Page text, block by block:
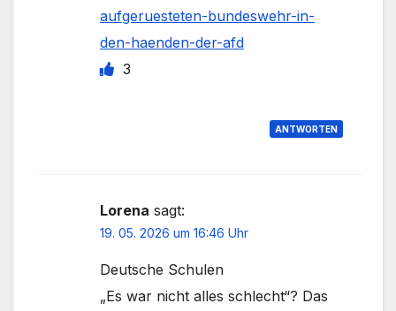
aufgeruesteten-bundeswehr-in-
den-haenden-der-afd
3
ANTWORTEN
Lorena sagt:
19. 05. 2026 um 16:46 Uhr
Deutsche Schulen
„Es war nicht alles schlecht“? Das